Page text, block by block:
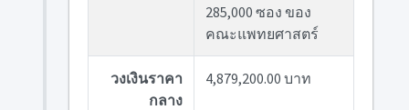
285,000 ซอง ของ
คณะแพทยศาสตร์
วงเงินราคา
กลาง
4,879,200.00 บาท